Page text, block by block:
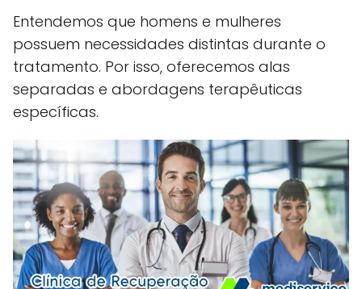
Entendemos que homens e mulheres
possuem necessidades distintas durante o
tratamento. Por isso, oferecemos alas
separadas e abordagens terapêuticas
específicas.